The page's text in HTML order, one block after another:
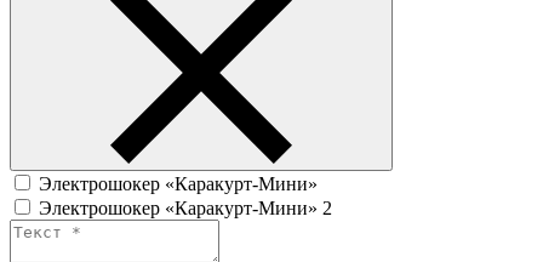
Электрошокер «Каракурт-Мини»
Электрошокер «Каракурт-Мини» 2